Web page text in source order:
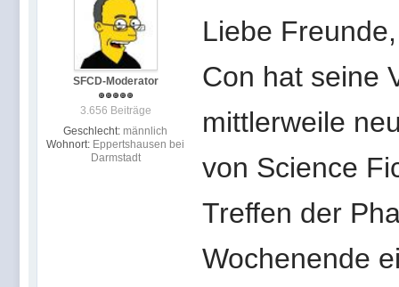
SFCD-Moderator
3.656 Beiträge
Geschlecht: männlich
Wohnort: Eppertshausen bei
Darmstadt
Liebe
Con hat seine
mittlerweile
von Science
Treffen der
Wochenende